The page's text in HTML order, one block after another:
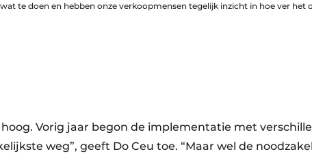
te doen en hebben onze verkoopmensen tegelijk inzicht in hoe ver het
Vorig jaar begon de implementatie met
weg”, geeft Do Ceu toe. “Maar wel de